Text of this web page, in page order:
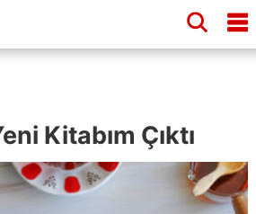
Kitabım Çıktı